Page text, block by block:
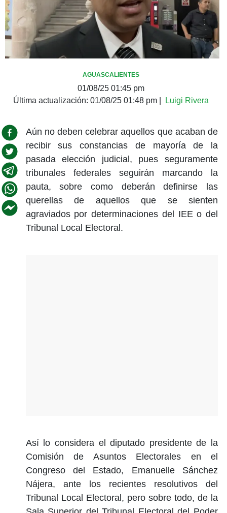
AGUASCALIENTES
01/08/25 01:45 pm
Última actualización: 01/08/25 01:48 pm Luigi Rivera
Aún no deben celebrar aquellos que acaban de
recibir sus constancias de mayoría de la
pasada elección judicial, pues seguramente
tribunales federales seguirán marcando la
pauta, sobre como deberán definirse las
querellas de aquellos que se sienten
agraviados por determinaciones del IEE o del
Tribunal Local Electoral.
Así lo considera el diputado presidente de la
Comisión de Asuntos Electorales en el
Congreso del Estado, Emanuelle Sánchez
Nájera, ante los recientes resolutivos del
Tribunal Local Electoral, pero sobre todo, de la